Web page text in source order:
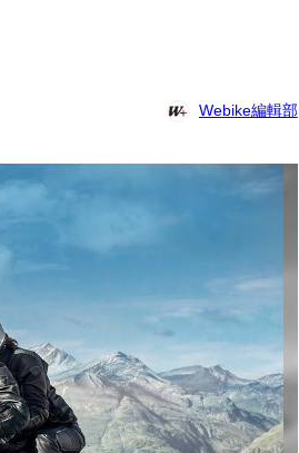
Webike編輯部